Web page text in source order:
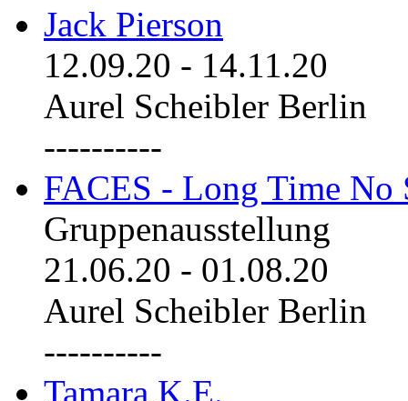
Jack Pierson
12.09.20 - 14.11.20
Aurel Scheibler Berlin
----------
FACES - Long Time No
Gruppenausstellung
21.06.20 - 01.08.20
Aurel Scheibler Berlin
----------
Tamara K.E.